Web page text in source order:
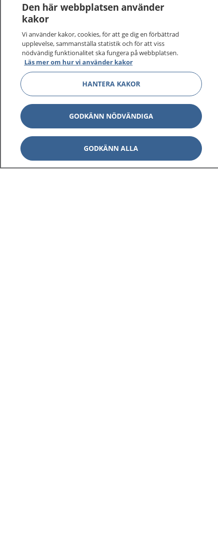
Den här webbplatsen använder
kakor
Vi använder kakor, cookies, för att ge dig en förbättrad
upplevelse, sammanställa statistik och för att viss
nödvändig funktionalitet ska fungera på webbplatsen.
Läs mer om hur vi använder kakor
HANTERA KAKOR
GODKÄNN NÖDVÄNDIGA
GODKÄNN ALLA